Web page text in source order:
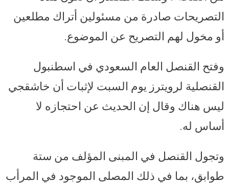
التصريحات صادرة من مسئولين أتراك مطلعين
أو مخول لهم التصريح عن الموضوع.
وفتح القنصل العام السعودي في اسطنبول
القنصلية لرويترز يوم السبت لإثبات أن خاشقجي
ليس هناك وقال إن الحديث عن احتجازه لا
أساس له.
وتجول القنصل في المبنى المؤلف من ستة
طوابق، بما في ذلك المصلى الموجود في المرأب